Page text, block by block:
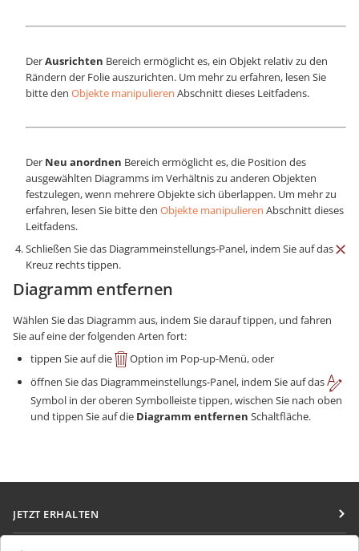
DerAusrichten Bereich ermöglicht es, ein Objekt relativ zu den
Rändern der Folie auszurichten. Um mehr zu erfahren, lesen Sie
bitte den Objekte manipulieren Abschnitt dieses Leitfadens.
Der Neu anordnen Bereich ermöglicht es, die Position des
ausgewählten Diagramms im Verhältnis zu anderen Objekten
festzulegen, wenn mehrere Objekte sich überlappen. Um mehr zu
erfahren, lesen Sie bitte den Objekte manipulieren Abschnitt dieses
Leitfadens.
Schließen Sie das Diagrammeinstellungs-Panel, indem Sie auf das
Kreuz rechts tippen.
Diagramm entfernen
Wählen Sie das Diagramm aus, indem Sie darauf tippen, und fahren
Sie auf eine der folgenden Arten fort:
tippen Sie auf die
Option im Pop-up-Menü, oder
öffnen Sie das Diagrammeinstellungs-Panel, indem Sie auf das
Symbol in der oberen Symbolleiste tippen, wischen Sie nach oben
und tippen Sie auf die Diagramm entfernen Schaltfläche.
JETZT ERHALTEN
Docs